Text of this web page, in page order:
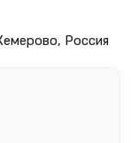
Россия